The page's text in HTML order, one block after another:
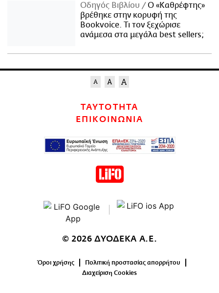
Οδηγός Βιβλίου
Ο «Καθρέφτης»
βρέθηκε στην κορυφή της
Bookvoice. Τι τον ξεχώρισε
ανάμεσα στα μεγάλα best sellers;
ΤΑΥΤΟΤΗΤΑ
ΕΠΙΚΟΙΝΩΝΙΑ
© 2026 ΔΥΟΔΕΚΑ Α.Ε.
Όροι χρήσης
Πολιτική προστασίας απορρήτου
Διαχείριση Cookies